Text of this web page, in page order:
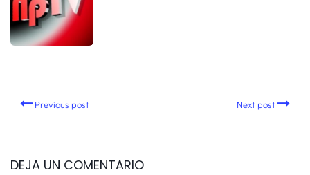
Previous post Next post
DEJA UN COMENTARIO